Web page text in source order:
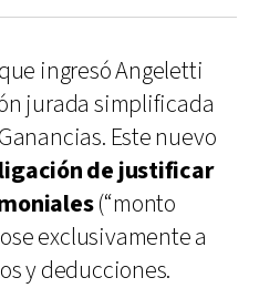
ingresó Angeletti
jurada simplificada
Este nuevo
de justificar
(“monto
exclusivamente a
y deducciones.